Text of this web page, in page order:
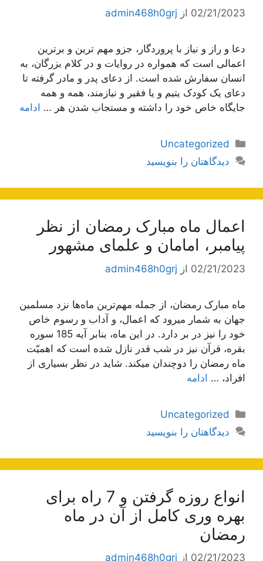
02/21/2023 از admin468h0grj
دعا و راز و نیاز با پروردگار، جزو مهم ترین و برترین
اعمالی است که همواره در روایات و در کلام بزرگان، به
انسان سفارش شده است. از دعای پدر و مادر گرفته تا
دعای یک کودک یتیم و یا فقیر و نیازمند، همه و همه
جایگاه خاص خود را داشته و مستجاب شدن هر … ادامه
دسته‌ها
Uncategorized
دیدگاهتان را بنویسید
اعمال ماه مبارک رمضان از نظر
پیامبر، امامان و علمای مشهور
02/21/2023 از admin468h0grj
ماه مبارک رمضان، از جمله مهم‌ترین ماه‌ها نزد مسلمین
جهان به شمار میرود که اعمال، و آداب و رسوم خاص
خود را نیز در بر دارد. در این ماه، بنابر آیه 185 سوره
بقره، قرآن نیز در شب قدر نازل شده است که اهمیّت
ماه رمضان را دوچندان میکند. شاید در نظر بسیاری از
افراد، … ادامه
دسته‌ها
Uncategorized
دیدگاهتان را بنویسید
انواع روزه گرفتن و 7 راه برای
بهره وری کامل از آن در ماه
رمضان
02/21/2023 از admin468h0grj